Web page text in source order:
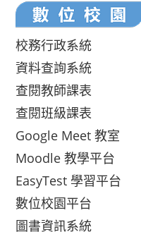
校務行政系統
資料查詢系統
查閱教師課表
查閱班級課表
Google Meet 教室
Moodle 教學平台
EasyTest 學習平台
數位校園平台
圖書資訊系統